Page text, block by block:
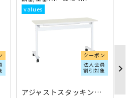
クーポン
法人会員
割引対象
アジャストスタッキングテーブル W1200×D450×H720 幕板無し/ホワイト ATF-1245-WH | 269015
chevron_right